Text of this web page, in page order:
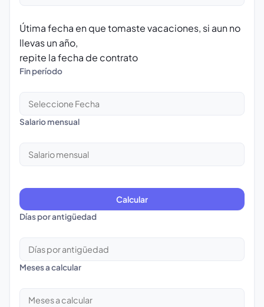
Útima fecha en que tomaste vacaciones, si aun no
llevas un año,
repite la fecha de contrato
Fin período
Salario mensual
Calcular
Días por antigüedad
Meses a calcular